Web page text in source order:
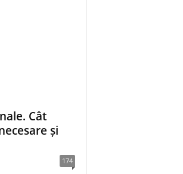
Cât
și
174